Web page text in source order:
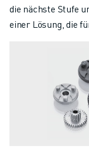
die nächste Stufe
einer Lösung, die